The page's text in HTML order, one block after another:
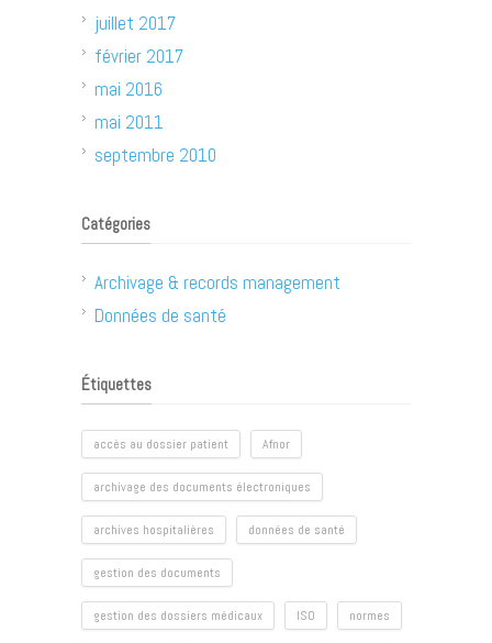
juillet 2017
février 2017
mai 2016
mai 2011
septembre 2010
Catégories
Archivage & records management
Données de santé
Étiquettes
accès au dossier patient Afnor
archivage des documents électroniques
archives hospitalières données de santé
gestion des documents
gestion des dossiers médicaux ISO normes